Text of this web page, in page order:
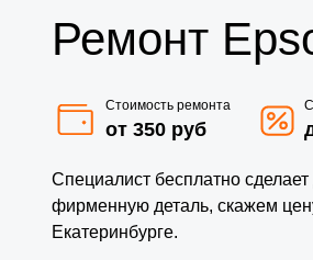
Ремонт
Стоимость ремонта
от 350 руб
Специалист бесплатно
фирменную деталь, скажем
Екатеринбурге.